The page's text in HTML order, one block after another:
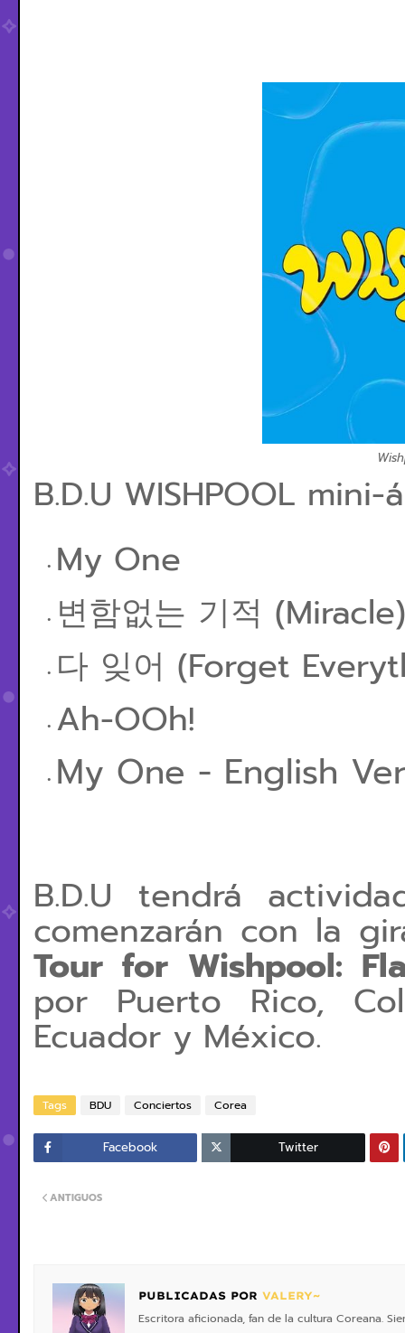
B.D.U WISHPOOL
My One
변함없는 기적 (Miracle)
다 잊어 (Forget
Ah-OOh!
My One - English
B.D.U tendrá
comenzarán con la
Tour for Wishpool:
por Puerto Rico,
Ecuador y México.
Tags BDU Conciertos Corea
Facebook Twitter
ANTIGUOS
PUBLICADAS POR VALERY~
Escritora aficionada, fan de la cultura Coreana.